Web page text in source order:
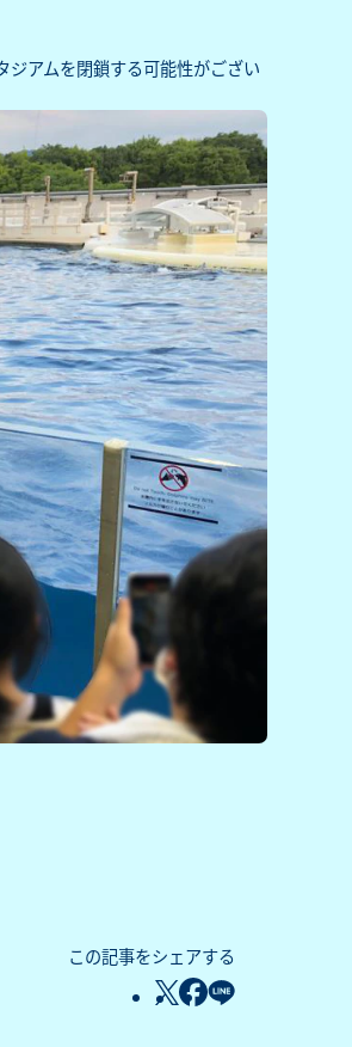
アムを閉鎖する可能性がござい
この記事をシェアする